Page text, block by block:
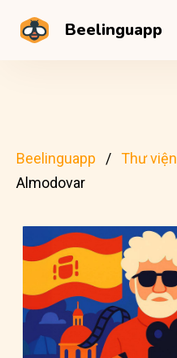
Beelinguapp
Beelinguapp Thư viện
Almodovar